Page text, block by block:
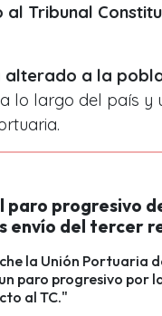
Tribunal
alterado a la
lo largo del país y
paro progresivo
envío del tercer
la Unión Portuaria
paro progresivo por
al TC."